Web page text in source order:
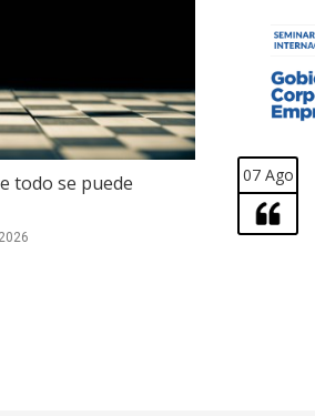
todo se puede
07 Ago